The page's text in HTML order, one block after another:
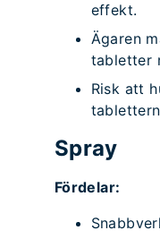
effekt.
Ägaren
tabletter
Risk att
Spray
Fördelar: